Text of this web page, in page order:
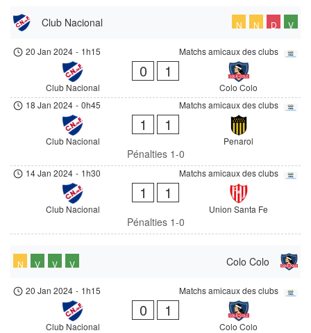
Club Nacional N N D V
Matchs amicaux des clubs
20 Jan 2024 - 1h15
Club Nacional
0 1
Colo Colo
Matchs amicaux des clubs
18 Jan 2024 - 0h45
Club Nacional
1 1
Penarol
Pénalties 1-0
Matchs amicaux des clubs
14 Jan 2024 - 1h30
Club Nacional
1 1
Union Santa Fe
Pénalties 1-0
Colo Colo
N V V V
Matchs amicaux des clubs
20 Jan 2024 - 1h15
Club Nacional
0 1
Colo Colo